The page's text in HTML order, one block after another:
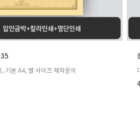
기본 A4, 별 사이즈 제작문의